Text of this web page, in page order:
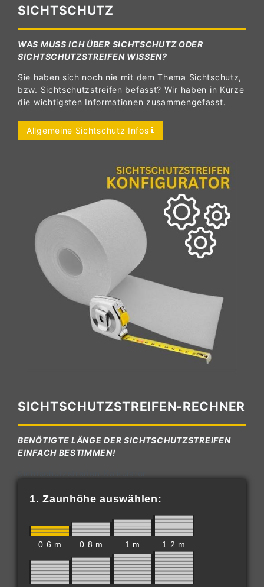
SICHTSCHUTZ
WAS MUSS ICH ÜBER SICHTSCHUTZ ODER
SICHTSCHUTZSTREIFEN WISSEN?
Sie haben sich noch nie mit dem Thema Sichtschutz,
bzw. Sichtschutzstreifen befasst? Wir haben in Kürze
die wichtigsten Informationen zusammengefasst.
Allgemeine Sichtschutz Infos
SICHTSCHUTZSTREIFEN-RECHNER
BENÖTIGTE LÄNGE DER SICHTSCHUTZSTREIFEN
EINFACH BESTIMMEN!
1. Zaunhöhe auswählen:
0.6 m 0.8 m 1 m 1.2 m